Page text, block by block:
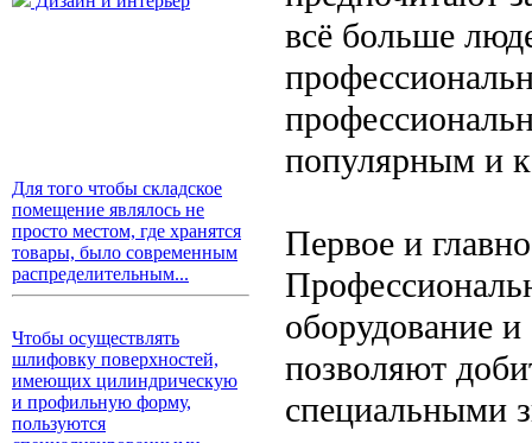
Для того чтобы складское
помещение являлось не
просто местом, где хранятся
товары, было современным
распределительным...
Чтобы осуществлять
шлифовку поверхностей,
имеющих цилиндрическую
и профильную форму,
пользуются
всё больше
популярным и
Первое и
оборудование
позволяют
специальными